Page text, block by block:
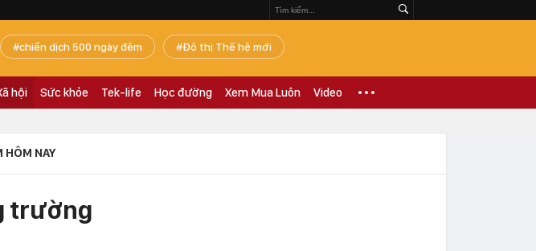
chiến dịch 500 ngày đêm Đô thị Thế hệ mới
hội Sức khỏe Tek-life Học đường Xem Mua Luôn Video
HÔM NAY
trường